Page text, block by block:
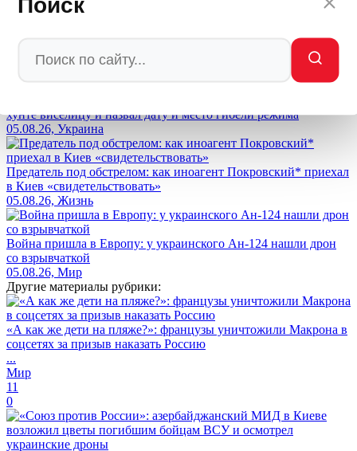
«Запад выдаёт индульгенции на убийства»: Кедми вскрыл
хунте виселицу и назвал дату и место гибели режима
05.08.26, Украина
Предатель под обстрелом: как иноагент Покровский* приехал
в Киев «свидетельствовать»
05.08.26, Жизнь
Война пришла в Европу: у украинского Ан-124 нашли дрон
со взрывчаткой
05.08.26, Мир
Другие материалы рубрики:
«А как же дети на пляже?»: французы уничтожили Макрона в
соцсетях за призыв наказать Россию
...
Мир
11
0